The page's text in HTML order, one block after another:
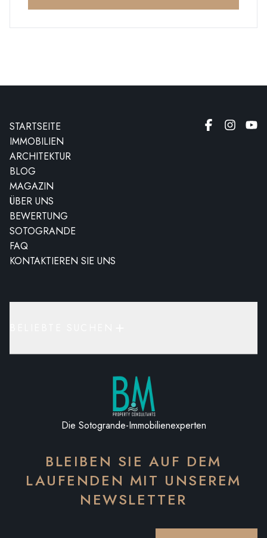
STARTSEITE
IMMOBILIEN
ARCHITEKTUR
BLOG
MAGAZIN
ÜBER UNS
BEWERTUNG
SOTOGRANDE
FAQ
KONTAKTIEREN SIE UNS
Die Sotogrande-Immobilienexperten
BLEIBEN SIE AUF DEM
LAUFENDEN MIT UNSEREM
NEWSLETTER